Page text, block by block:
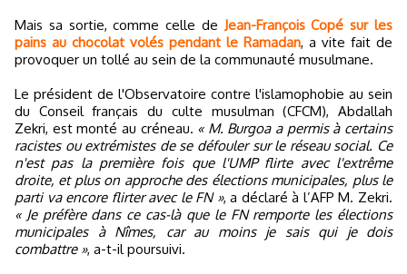
Mais sa sortie, comme celle deJean-François Copé sur les
pains au chocolat volés pendant le Ramadan, a vite fait de
provoquer un tollé au sein de la communauté musulmane.
Le président de l'Observatoire contre l'islamophobie au sein
du Conseil français du culte musulman (CFCM), Abdallah
Zekri, est monté au créneau. « M. Burgoa a permis à certains
racistes ou extrémistes de se défouler sur le réseau social. Ce
n'est pas la première fois que l'UMP flirte avec l'extrême
droite, et plus on approche des élections municipales, plus le
parti va encore flirter avec le FN », a déclaré à l’AFP M. Zekri.
« Je préfère dans ce cas-là que le FN remporte les élections
municipales à Nîmes, car au moins je sais qui je dois
combattre », a-t-il poursuivi.